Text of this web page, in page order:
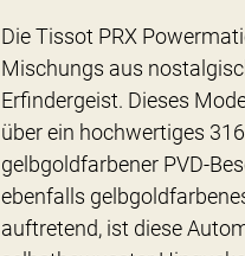
Die Tissot PRX
Mischungs aus
Erfindergeist. Dieses
über ein hochwertiges
gelbgoldfarbener PVD-
ebenfalls
auftretend, ist diese